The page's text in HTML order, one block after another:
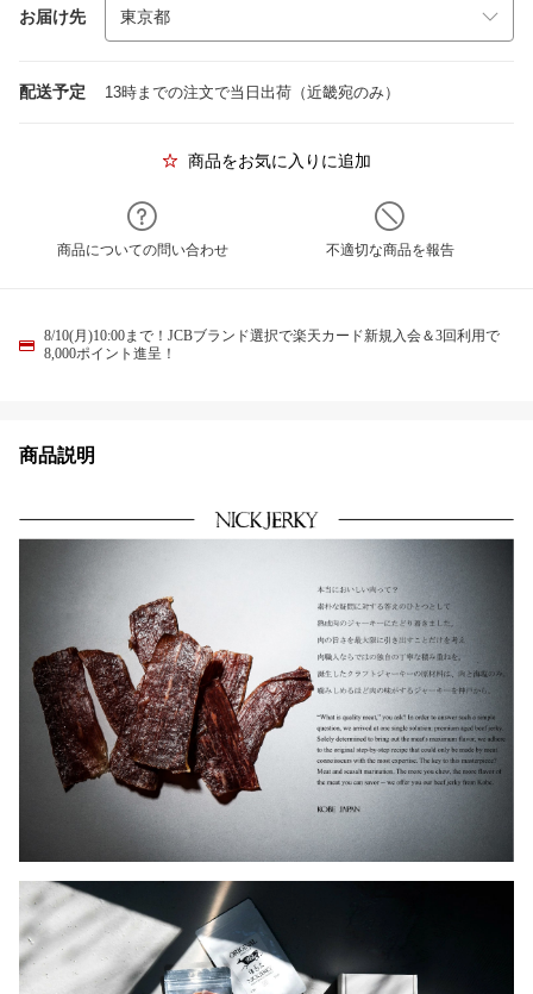
お届け先
配送予定 13時までの注文で当日出荷（近畿宛のみ）
商品をお気に入りに追加
商品についての問い合わせ 不適切な商品を報告
8/10(月)10:00まで！JCBブランド選択で楽天カード新規入会＆3回利用で
8,000ポイント進呈！
商品説明